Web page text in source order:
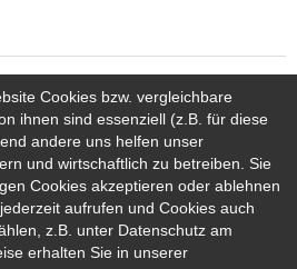
HONDA CIVIC E:HEV
Cookies bzw. vergleichbare
ihnen sind essenziell (z.B. für diese
andere uns helfen unser
und wirtschaftlich zu betreiben. Sie
Cookies akzeptieren oder ablehnen
aufrufen und Cookies auch
z.B. unter Datenschutz am
erhalten Sie in unserer